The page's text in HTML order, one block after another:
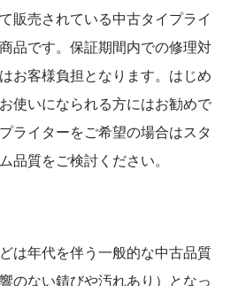
販売されている中古タイプライ
品です。保証期間内での修理対
お客様負担となります。はじめ
使いになられる方にはお勧めで
ライターをご希望の場合はスタ
品質をご検討ください。
は年代を伴う一般的な中古品質
のない錆びや汚れあり）となっ